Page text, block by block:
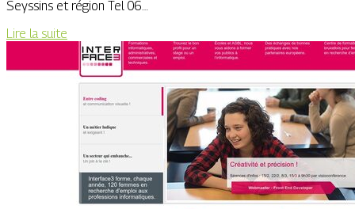
Seyssins et région Tel 06…
Lire la suite